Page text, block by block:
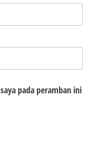
pada peramban ini